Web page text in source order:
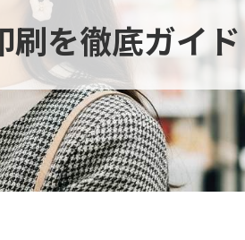
を徹底ガイド